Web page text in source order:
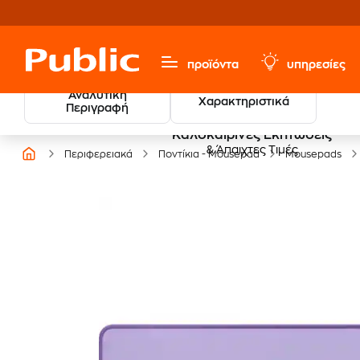
προϊόντα υπηρεσίες
Αναλυτική
Περιγραφή
Χαρακτηριστικά
Καλοκαιρινές Εκπτώσεις
& Άπαιχτες Τιμές
Περιφερειακά Ποντίκια - Mousepad Mousepads